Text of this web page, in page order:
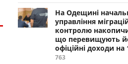
На Одещині
управління
контролю
що перевищують
офіційні доходи на
763